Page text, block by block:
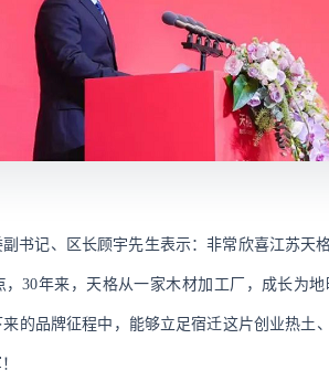
书记、区长顾宇先生表示：非常欣喜江苏天
，30年来，天格从一家木材加工厂，成长为
的品牌征程中，能够立足宿迁这片创业热土